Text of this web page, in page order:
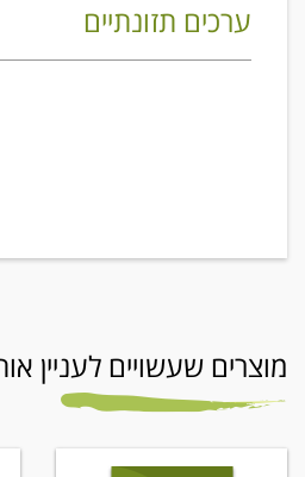
ערכים תזונתיים
מוצרים שעשויים לעניין